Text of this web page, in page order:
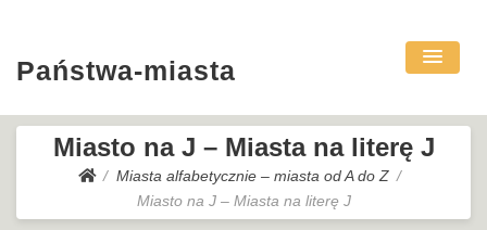
Państwa-miasta
Miasto na J – Miasta na literę J
Miasta alfabetycznie – miasta od A do Z
Miasto na J – Miasta na literę J